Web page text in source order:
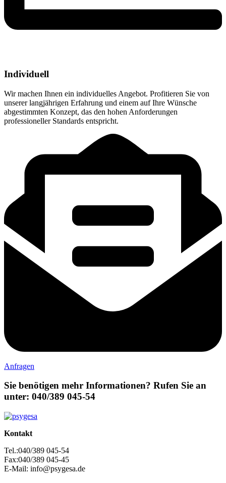
Individuell
Wir machen Ihnen ein individuelles Angebot. Profitieren Sie von
unserer langjährigen Erfahrung und einem auf Ihre Wünsche
abgestimmten Konzept, das den hohen Anforderungen
professioneller Standards entspricht.
Anfragen
Sie benötigen mehr Informationen? Rufen Sie an
unter: 040/389 045-54
Kontakt
Tel.:040/389 045-54
Fax:040/389 045-45
E-Mail: info@psygesa.de